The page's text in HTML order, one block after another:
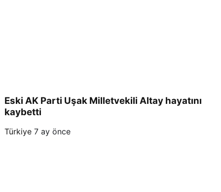
Eski AK Parti Uşak Milletvekili Altay hayatını
kaybetti
Türkiye 7 ay önce